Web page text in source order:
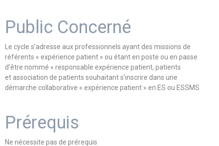
Public Concerné
Le cycle s’adresse aux professionnels ayant des missions de
référents « expérience patient » ou étant en poste ou en passe
d’être nommé « responsable expérience patient, patients
et association de patients souhaitant s’inscrire dans une
démarche collaborative « expérience patient » en ES ou ESSMS
Prérequis
Ne nécessite pas de prérequis